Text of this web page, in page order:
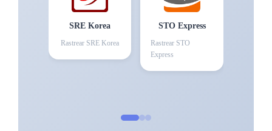
SRE Korea
Rastrear SRE Korea
STO Express
Rastrear STO
Express